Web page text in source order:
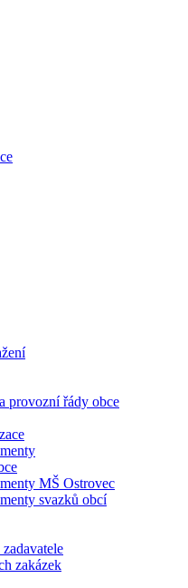
provozní řády obce
MŠ Ostrovec
svazků obcí
zakázek